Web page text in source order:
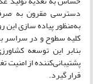
دسترسی مقرون به
به‌منظور پیاده سازی این
کلیه سطوح و در
بنابر این توسعه
پشتیبانی‌کننده از امنیت
قرار گیرد.